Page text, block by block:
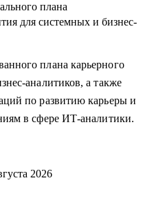
тем, кто хочет усилить
подготовка к
в управление, расширение
из смежных ролей
и др.) - если ваша цель
плана
для системных и бизнес-
плана карьерного
аналитиков, а также
по развитию карьеры и
в сфере ИТ-аналитики.
2026